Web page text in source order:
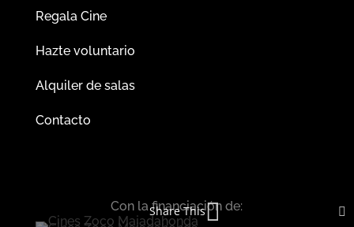
Regala Cine
Hazte voluntario
Alquiler de salas
Contacto
Con la financiación de:
Share This